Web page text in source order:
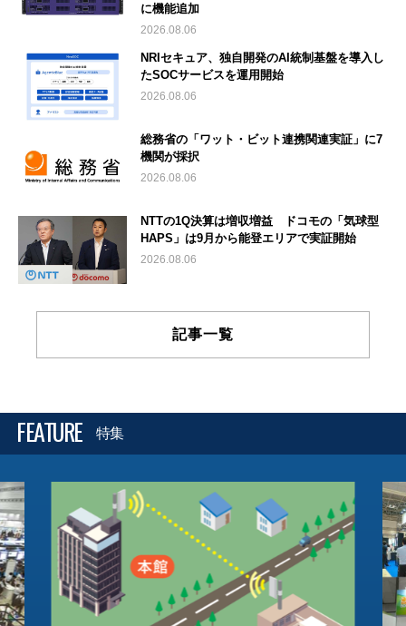
に機能追加
2026.08.06
NRIセキュア、独自開発のAI統制基盤を導入し
たSOCサービスを運用開始
2026.08.06
総務省の「ワット・ビット連携関連実証」に7
機関が採択
2026.08.06
NTTの1Q決算は増収増益 ドコモの「気球型
HAPS」は9月から能登エリアで実証開始
2026.08.06
記事一覧
FEATURE 特集